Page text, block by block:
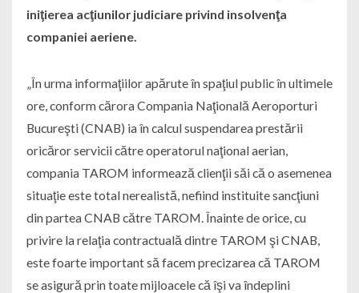
iniţierea acţiunilor judiciare privind insolvenţa
companiei aeriene.
„În urma informaţiilor apărute în spaţiul public în ultimele
ore, conform cărora Compania Naţională Aeroporturi
Bucureşti (CNAB) ia în calcul suspendarea prestării
oricăror servicii către operatorul naţional aerian,
compania TAROM informează clienţii săi că o asemenea
situaţie este total nerealistă, nefiind instituite sancţiuni
din partea CNAB către TAROM. Înainte de orice, cu
privire la relaţia contractuală dintre TAROM şi CNAB,
este foarte important să facem precizarea că TAROM
se asigură prin toate mijloacele că îşi va îndeplini